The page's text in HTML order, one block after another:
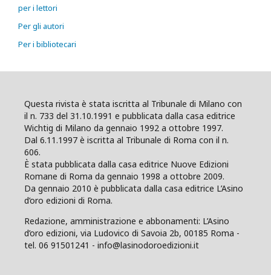
per i lettori
Per gli autori
Per i bibliotecari
Questa rivista è stata iscritta al Tribunale di Milano con
il n. 733 del 31.10.1991 e pubblicata dalla casa editrice
Wichtig di Milano da gennaio 1992 a ottobre 1997.
Dal 6.11.1997 è iscritta al Tribunale di Roma con il n.
606.
È stata pubblicata dalla casa editrice Nuove Edizioni
Romane di Roma da gennaio 1998 a ottobre 2009.
Da gennaio 2010 è pubblicata dalla casa editrice L’Asino
d’oro edizioni di Roma.
Redazione, amministrazione e abbonamenti: L’Asino
d’oro edizioni, via Ludovico di Savoia 2b, 00185 Roma -
tel. 06 91501241 - info@lasinodoroedizioni.it